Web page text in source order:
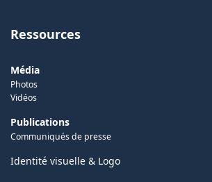
Ressources
Média
Photos
Vidéos
Publications
Communiqués de presse
Identité visuelle & Logo